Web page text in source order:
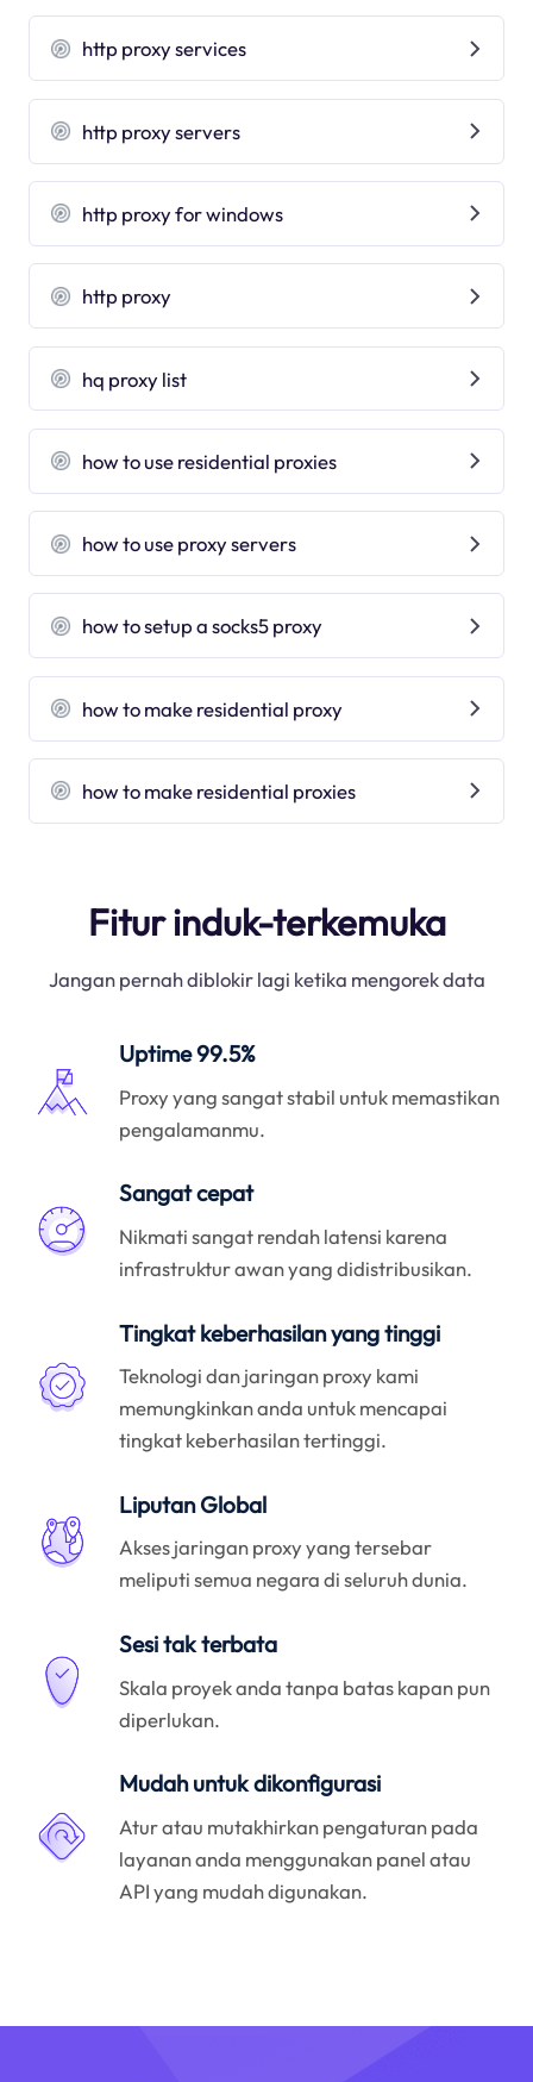
http proxy services
http proxy servers
http proxy for windows
http proxy
hq proxy list
how to use residential proxies
how to use proxy servers
how to setup a socks5 proxy
how to make residential proxy
how to make residential proxies
Fitur induk-terkemuka
Jangan pernah diblokir lagi ketika mengorek data
Uptime 99.5%
Proxy yang sangat stabil untuk memastikan
pengalamanmu.
Sangat cepat
Nikmati sangat rendah latensi karena
infrastruktur awan yang didistribusikan.
Tingkat keberhasilan yang tinggi
Teknologi dan jaringan proxy kami
memungkinkan anda untuk mencapai
tingkat keberhasilan tertinggi.
Liputan Global
Akses jaringan proxy yang tersebar
meliputi semua negara di seluruh dunia.
Sesi tak terbata
Skala proyek anda tanpa batas kapan pun
diperlukan.
Mudah untuk dikonfigurasi
Atur atau mutakhirkan pengaturan pada
layanan anda menggunakan panel atau
API yang mudah digunakan.